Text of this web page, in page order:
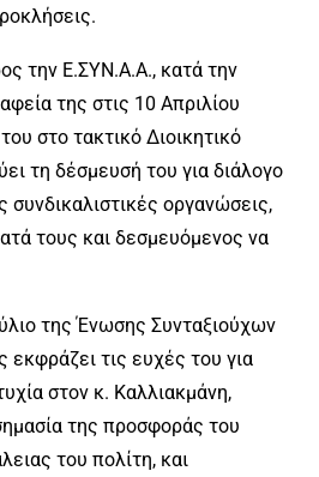
την Ε.ΣΥΝ.Α.Α., κατά την
της στις 10 Απριλίου
στο τακτικό Διοικητικό
τη δέσμευσή του για διάλογο
συνδικαλιστικές οργανώσεις,
τους και δεσμευόμενος να
της Ένωσης Συνταξιούχων
εκφράζει τις ευχές του για
στον κ. Καλλιακμάνη,
της προσφοράς του
του πολίτη, και